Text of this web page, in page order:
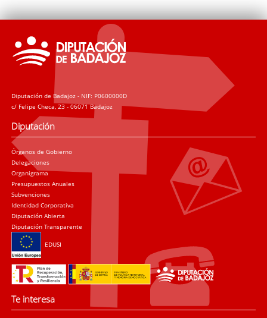
Diputación de Badajoz - NIF: P0600000D
c/ Felipe Checa, 23 - 06071 Badajoz
Diputación
Órganos de Gobierno
Delegaciones
Organigrama
Presupuestos Anuales
Subvenciones
Identidad Corporativa
Diputación Abierta
Diputación Transparente
EDUSI
Te interesa